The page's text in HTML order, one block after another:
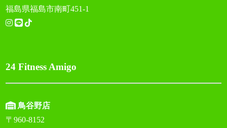
福島県福島市南町451-1
24 Fitness Amigo
鳥谷野店
〒960-8152